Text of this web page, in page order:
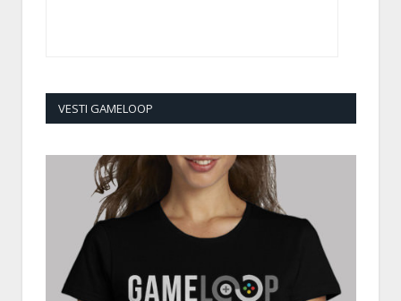
VESTI GAMELOOP